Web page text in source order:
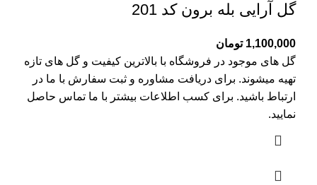
گل آرایی بله برون کد 201
1,100,000 تومان
گل های موجود در فروشگاه با بالاترین کیفیت و گل های تازه
تهیه میشوند. برای دریافت مشاوره و ثبت سفارش با ما در
ارتباط باشید. برای کسب اطلاعات بیشتر با ما تماس حاصل
نمایید.